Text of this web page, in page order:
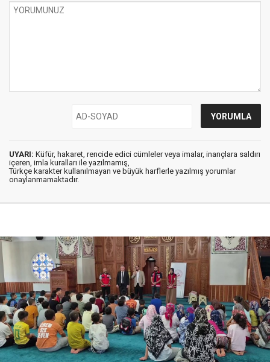
UYARI: Küfür, hakaret, rencide edici cümleler veya imalar, inançlara saldırı
içeren, imla kuralları ile yazılmamış,
Türkçe karakter kullanılmayan ve büyük harflerle yazılmış yorumlar
onaylanmamaktadır.